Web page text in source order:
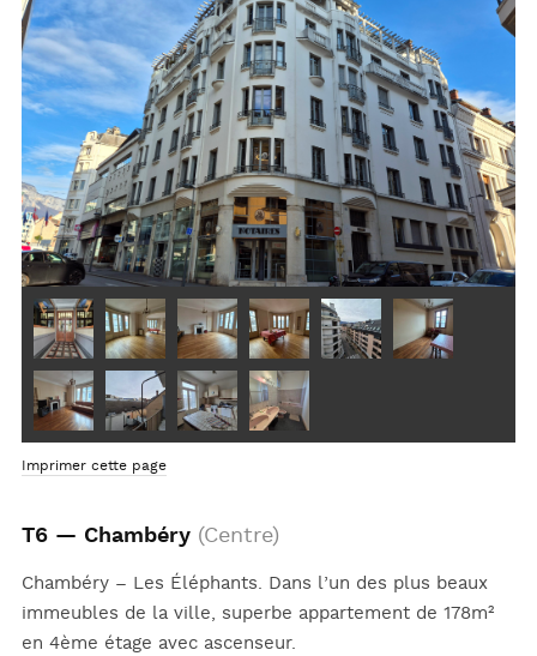
Imprimer cette page
T6 — Chambéry (Centre)
Chambéry – Les Éléphants. Dans l’un des plus beaux
immeubles de la ville, superbe appartement de 178m²
en 4ème étage avec ascenseur.